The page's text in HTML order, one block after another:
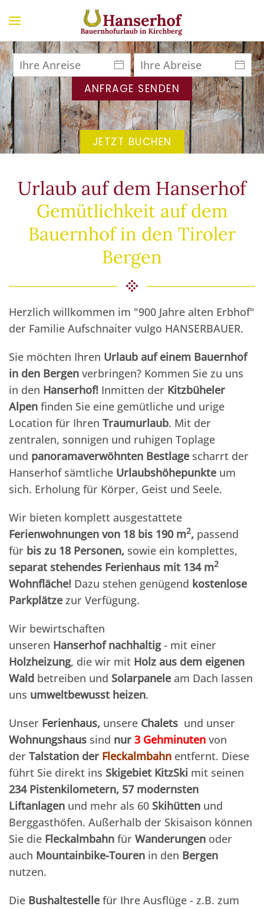
Zum Hauptinhalt springen
Auch modern im
Zuhaus
ANFRAGE SENDEN
JETZT BUCHEN
Urlaub auf dem Hanserhof
Gemütlichkeit auf dem
Bauernhof in den Tiroler
Bergen
Herzlich willkommen im "900 Jahre alten Erbhof"
der Familie Aufschnaiter vulgo HANSERBAUER.
Sie möchten Ihren Urlaub auf einem Bauernhof
in den Bergen verbringen? Kommen Sie zu uns
in den Hanserhof! Inmitten der Kitzbüheler
Alpen finden Sie eine gemütliche und urige
Location für Ihren Traumurlaub. Mit der
zentralen, sonnigen und ruhigen Toplage
und panoramaverwöhnten Bestlage scharrt der
Hanserhof sämtliche Urlaubshöhepunkte um
sich. Erholung für Körper, Geist und Seele.
Wir bieten komplett ausgestattete
Ferienwohnungen von 18 bis 190 m2, passend
für bis zu 18 Personen, sowie ein komplettes,
separat stehendes Ferienhaus mit 134 m2
Wohnfläche! Dazu stehen genügend kostenlose
Parkplätze zur Verfügung.
Wir bewirtschaften
unseren Hanserhof nachhaltig- mit einer
Holzheizung, die wir mit Holz aus dem eigenen
Wald betreiben und Solarpanele am Dach lassen
uns umweltbewusst heizen.
Unser Ferienhaus, unsere Chalets und unser
Wohnungshaus sind nur 3 Gehminuten von
der Talstation der Fleckalmbahn entfernt. Diese
führt Sie direkt ins Skigebiet KitzSki mit seinen
234 Pistenkilometern, 57 modernsten
Liftanlagen und mehr als 60 Skihütten und
Berggasthöfen. Außerhalb der Skisaison können
Sie die Fleckalmbahn für Wanderungen oder
auch Mountainbike-Touren in den Bergen
nutzen.
Die Bushaltestelle für Ihre Ausflüge - z.B. zum